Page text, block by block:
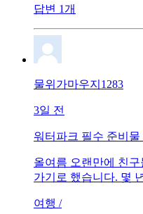
잘 알고 잘 준비해서
답변 1개
물위가마우지1283
3일 전
워터파크 필수 준비
올여름 오랜만에 친
가기로 했습니다. 몇
고요. 방수팩, 아쿠아
여행 /